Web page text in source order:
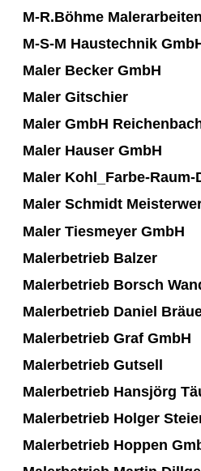
M-R.Böhme Malerarbeiten
M-S-M Haustechnik
Maler Becker GmbH
Maler Gitschier
Maler GmbH
Maler Hauser GmbH
Maler Kohl_Farbe-Raum-
Maler Schmidt
Maler Tiesmeyer GmbH
Malerbetrieb Balzer
Malerbetrieb Borsch
Malerbetrieb Daniel
Malerbetrieb Graf GmbH
Malerbetrieb Gutsell
Malerbetrieb Hansjörg
Malerbetrieb Holger
Malerbetrieb Hoppen